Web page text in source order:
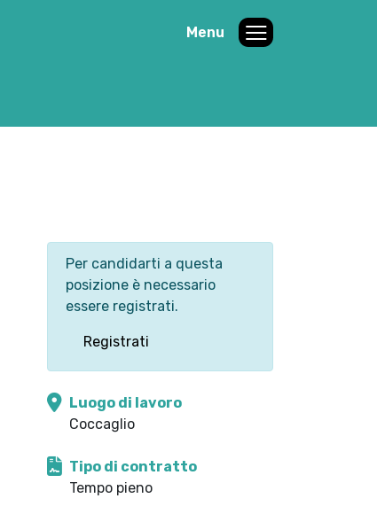
Menu
Per candidarti a questa
posizione è necessario
essere registrati.
Registrati
Luogo di lavoro
Coccaglio
Tipo di contratto
Tempo pieno